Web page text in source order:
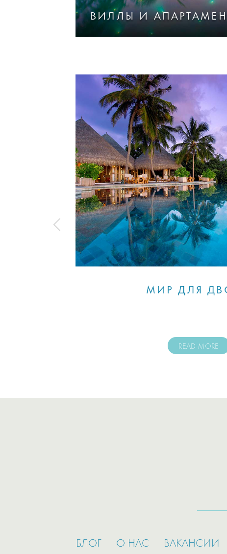
ВИЛЛЫ И
МИР ДЛЯ
READ MORE
БЛОГ О НАС ВАКАНСИИ